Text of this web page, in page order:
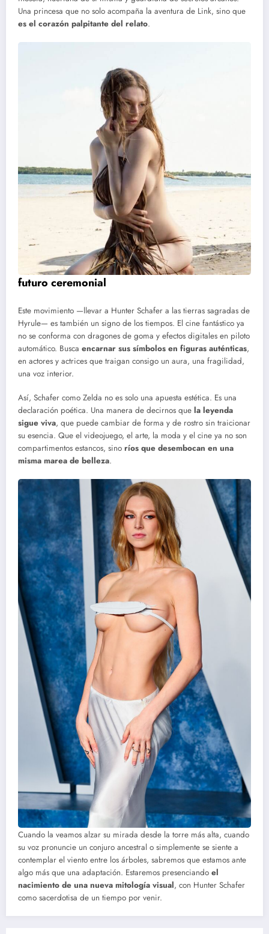
Una princesa que no solo acompaña la aventura de Link, sino que
es el corazón palpitante del relato.
futuro ceremonial
Este movimiento —llevar a Hunter Schafer a las tierras sagradas de
Hyrule— es también un signo de los tiempos. El cine fantástico ya
no se conforma con dragones de goma y efectos digitales en piloto
automático. Busca encarnar sus símbolos en figuras auténticas,
en actores y actrices que traigan consigo un aura, una fragilidad,
una voz interior.
Así, Schafer como Zelda no es solo una apuesta estética. Es una
declaración poética. Una manera de decirnos que la leyenda
sigue viva, que puede cambiar de forma y de rostro sin traicionar
su esencia. Que el videojuego, el arte, la moda y el cine ya no son
compartimentos estancos, sino ríos que desembocan en una
misma marea de belleza.
Cuando la veamos alzar su mirada desde la torre más alta, cuando
su voz pronuncie un conjuro ancestral o simplemente se siente a
contemplar el viento entre los árboles, sabremos que estamos ante
algo más que una adaptación. Estaremos presenciando el
nacimiento de una nueva mitología visual, con Hunter Schafer
como sacerdotisa de un tiempo por venir.